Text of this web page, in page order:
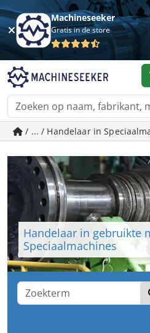
Machineseeker
Gratis in de store
/ ... / Handelaar in
Handelaar in gebruikte
Speciaal­­machines